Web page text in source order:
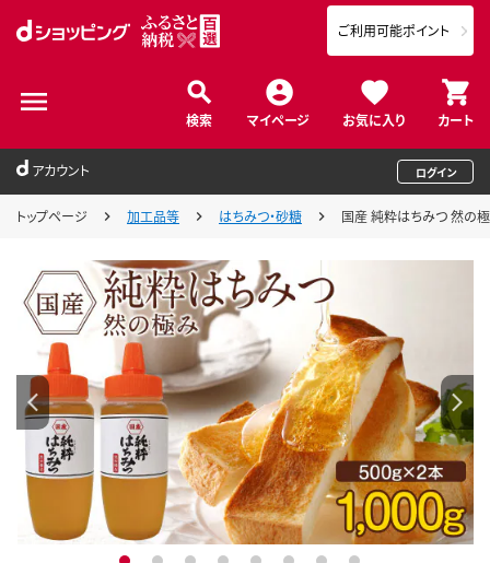
検索 マイページ お気に入り カート
ご利用可能ポイント
アカウント ログイン
トップページ 加工品等 はちみつ・砂糖 国産 純粋はちみつ 然の
1 2 3 4 5 6 7 8